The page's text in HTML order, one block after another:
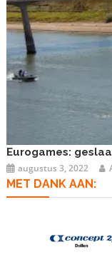
Eurogames:
augustus 3, 2022
MET DANK AAN: